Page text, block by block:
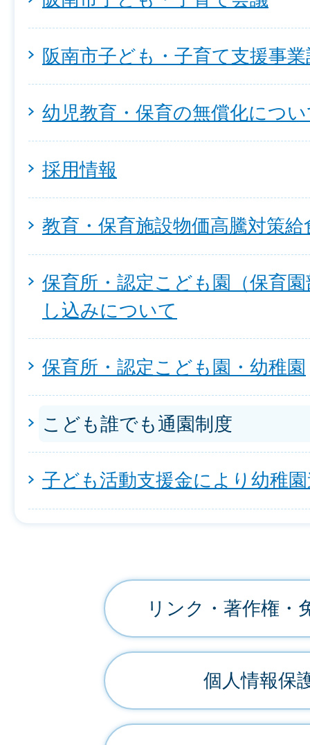
阪南市子ども・子育て支援事
幼児教育・保育の無償化につ
採用情報
教育・保育施設物価高騰対策
保育所・認定こども園（保育
し込みについて
保育所・認定こども園・幼稚園
こども誰でも通園制度
子ども活動支援金により幼稚
リンク・著作権・
個人情報保